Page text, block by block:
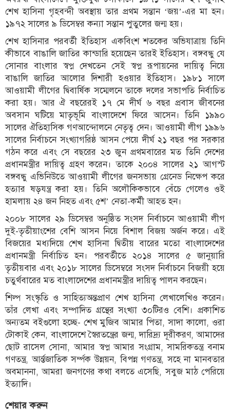
শেখ হাসিনা গৃহবন্দী অবস্থায় তার প্রথম সন্তান ‘জয়’-এর মা হন।
১৯৭২ সালের ৯ ডিসেম্বর কন্যা সন্তান পুতুলের জন্ম হয়।
শেখ হাসিনার পরবর্তী ইতিহাস একবিংশ শতকের অভিযাত্রায় তিনি
কীভাবে বাঙালি জাতির কান্ডারি হয়েছেন তারই ইতিহাস। বঙ্গবন্ধু যে
সোনার বাংলার স্বপ্ন দেখতেন সেই স্বপ্ন রূপায়নের দায়িত্ব নিয়ে
বাঙালি জাতির আলোর দিশারী হওয়ার ইতিহাস। ১৯৮১ সালে
আওয়ামী লীগের দ্বিবার্ষিক সম্মেলনে তাকে দলের সভাপতি নির্বাচিত
করা হয়। আর ঐ বছরেরই ১৭ মে দীর্ঘ ৬ বছর প্রবাস জীবনের
অবসান ঘটিয়ে মাতৃভূমি বাংলাদেশে ফিরে আসেন। তিনি ১৯৯০
সালের ঐতিহাসিক গণআন্দোলনে নেতৃত্ব দেন। আওয়ামী লীগ ১৯৯৬
সালের নির্বাচনে সংখ্যাগরিষ্ঠ আসন পেয়ে দীর্ঘ ২১ বছর পর সরকার
গঠন করে এবং সে বছরের ২৩ জুন প্রথমবারের মত তিনি দেশের
প্রধানমন্ত্রীর দায়িত্ব গ্রহণ করেন। তাকে ২০০৪ সালের ২১ আগস্ট
বঙ্গবন্ধু এভিনিউতে আওয়ামী লীগের জনসভায় গ্রেনেড নিক্ষেপ করে
হত্যার ষড়যন্ত্র করা হয়। তিনি অলৌকিকভাবে বেঁচে গেলেও ওই
হামলায় ২৪ জন নিহত এবং ৫শ’ নেতা-কর্মী আহত হন।
২০০৮ সালের ২৯ ডিসেম্বর অনুষ্ঠিত সংসদ নির্বাচনে আওয়ামী লীগ
দুই-তৃতীয়াংশের বেশি আসন নিয়ে বিশাল বিজয় অর্জন করে। এই
বিজয়ের মধ্যদিয়ে শেখ হাসিনা দ্বিতীয় বারের মতো বাংলাদেশের
প্রধানমন্ত্রী নির্বাচিত হন। পরবর্তীতে ২০১৪ সালের ৫ জানুয়ারি
তৃতীয়বার এবং ২০১৮ সালের ডিসেম্বরে সংসদ নির্বাচনে বিজয়ী হয়ে
চতুর্থবারের মত বাংলাদেশের প্রধানমন্ত্রীর দায়িত্ব পালন করছেন।
শিল্প সংস্কৃতি ও সাহিত্যঅন্তপ্রাণ শেখ হাসিনা লেখালেখিও করেন।
তাঁর লেখা এবং সম্পাদিত গ্রন্থের সংখ্যা ৩০টিরও বেশি। প্রকাশিত
অন্যতম বইগুলো হচ্ছে- শেখ মুজিব আমার পিতা, সাদা কালো, ওরা
টোকাই কেন, বাংলাদেশে স্বৈরতন্ত্রের জন্ম, দারিদ্র্য দূরীকরণ, আমাদের
ছোট রাসেল সোনা, আমার স্বপ্ন আমার সংগ্রাম, সামরিকতন্ত্র বনাম
গণতন্ত্র, আর্ন্তজাতিক সর্ম্পক উন্নয়ন, বিপন্ন গণতন্ত্র, সহে না মানবতার
অবমাননা, আমরা জনগণের কথা বলতে এসেছি, সবুজ মাঠ পেরিয়ে
ইত্যাদি।
শেয়ার করুন